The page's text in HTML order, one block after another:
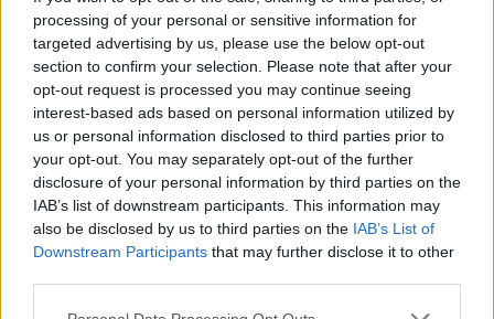
processing of your personal or sensitive information for
targeted advertising by us, please use the below opt-out
section to confirm your selection. Please note that after your
opt-out request is processed you may continue seeing
interest-based ads based on personal information utilized by
us or personal information disclosed to third parties prior to
your opt-out. You may separately opt-out of the further
disclosure of your personal information by third parties on the
IAB’s list of downstream participants. This information may
also be disclosed by us to third parties on the IAB’s List of
Downstream Participants that may further disclose it to other
Please note that this website/app uses one or more Google
Consejos de compra: tres jugadores fiables por menos de 3M
Jesus Gallo